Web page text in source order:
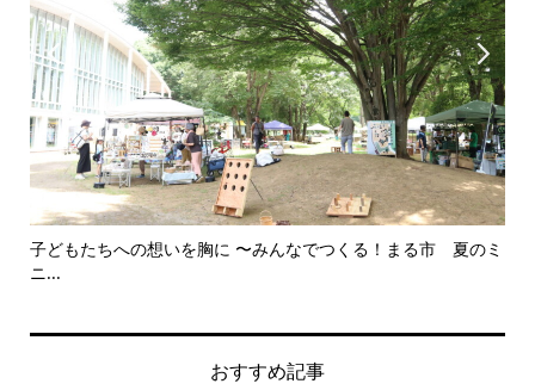

子どもたちへの想いを胸に 〜みんなでつくる！まる市 夏のミ
ニ...

おすすめ記事